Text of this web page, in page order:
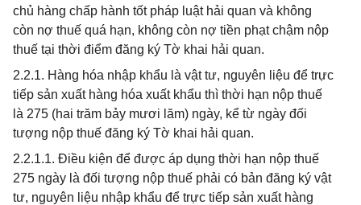
chủ hàng chấp hành tốt pháp luật hải quan và không
còn nợ thuế quá hạn, không còn nợ tiền phạt chậm nộp
thuế tại thời điểm đăng ký Tờ khai hải quan.
2.2.1. Hàng hóa nhập khẩu là vật tư, nguyên liệu để trực
tiếp sản xuất hàng hóa xuất khẩu thì thời hạn nộp thuế
là 275 (hai trăm bảy mươi lăm) ngày, kể từ ngày đối
tượng nộp thuế đăng ký Tờ khai hải quan.
2.2.1.1. Điều kiện để được áp dụng thời hạn nộp thuế
275 ngày là đối tượng nộp thuế phải có bản đăng ký vật
tư, nguyên liệu nhập khẩu để trực tiếp sản xuất hàng